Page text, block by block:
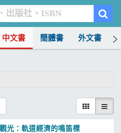
中文書 簡體書 外文書
光：軌道經濟的鳴笛標